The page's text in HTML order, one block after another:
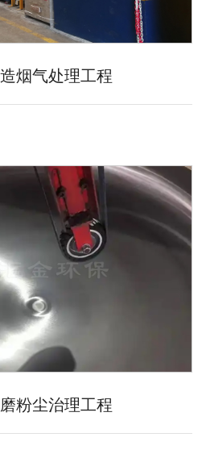
烟气处理工程
粉尘治理工程